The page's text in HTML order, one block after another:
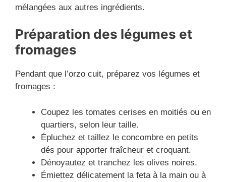
mélangées aux autres ingrédients.
Préparation des légumes et
fromages
Pendant que l’orzo cuit, préparez vos légumes et
fromages :
Coupez les tomates cerises en moitiés ou en
quartiers, selon leur taille.
Épluchez et taillez le concombre en petits
dés pour apporter fraîcheur et croquant.
Dénoyautez et tranchez les olives noires.
Émiettez délicatement la feta à la main ou à